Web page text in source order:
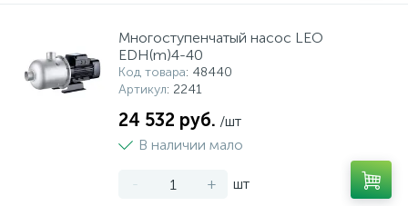
Многоступенчатый насос LEO
EDH(m)4-40
Код товара: 48440
Артикул: 2241
24 532 руб. /шт
В наличии мало
- + шт